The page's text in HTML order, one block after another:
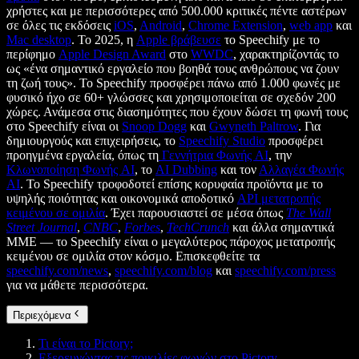
χρήστες και με περισσότερες από 500.000 κριτικές πέντε αστέρων
σε όλες τις εκδόσεις iOS, Android, Chrome Extension, web app και
Mac desktop. Το 2025, η Apple βράβευσε το Speechify με το
περίφημο Apple Design Award στο WWDC, χαρακτηρίζοντάς το
ως «ένα σημαντικό εργαλείο που βοηθά τους ανθρώπους να ζουν
τη ζωή τους». Το Speechify προσφέρει πάνω από 1.000 φωνές με
φυσικό ήχο σε 60+ γλώσσες και χρησιμοποιείται σε σχεδόν 200
χώρες. Ανάμεσα στις διασημότητες που έχουν δώσει τη φωνή τους
στο Speechify είναι οι Snoop Dogg και Gwyneth Paltrow. Για
δημιουργούς και επιχειρήσεις, το Speechify Studio προσφέρει
προηγμένα εργαλεία, όπως τη Γεννήτρια Φωνής AI, την
Κλωνοποίηση Φωνής AI, το AI Dubbing και τον Αλλαγέα Φωνής
AI. Το Speechify τροφοδοτεί επίσης κορυφαία προϊόντα με το
υψηλής ποιότητας και οικονομικά αποδοτικό API μετατροπής
κειμένου σε ομιλία. Έχει παρουσιαστεί σε μέσα όπως The Wall
Street Journal, CNBC, Forbes, TechCrunch και άλλα σημαντικά
ΜΜΕ — το Speechify είναι ο μεγαλύτερος πάροχος μετατροπής
κειμένου σε ομιλία στον κόσμο. Επισκεφθείτε τα
speechify.com/news, speechify.com/blog και speechify.com/press
για να μάθετε περισσότερα.
Περιεχόμενα
Τι είναι το Pictory;